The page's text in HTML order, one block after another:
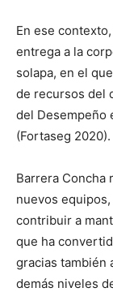
En ese
entrega a la
solapa, en el
de recursos del
del Desempeño
(Fortaseg 2020).
Barrera Concha
nuevos
contribuir a
que ha
gracias también
demás niveles